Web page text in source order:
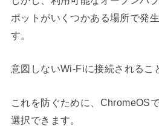
ポットがいくつかある場所で発
す。
意図しないWi-Fiに接続されるこ
これを防ぐために、ChromeOS
選択できます。